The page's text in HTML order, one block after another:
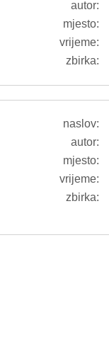
autor:
mjesto:
vrijeme:
zbirka:
naslov:
autor:
mjesto:
vrijeme:
zbirka: